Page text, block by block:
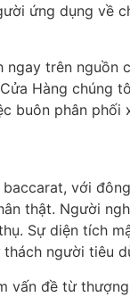
ứng dụng về
trên nguồn
Hàng chúng
buôn phân phối
với
thật. Người
Sự diện tích
người tiêu
vấn đề từ